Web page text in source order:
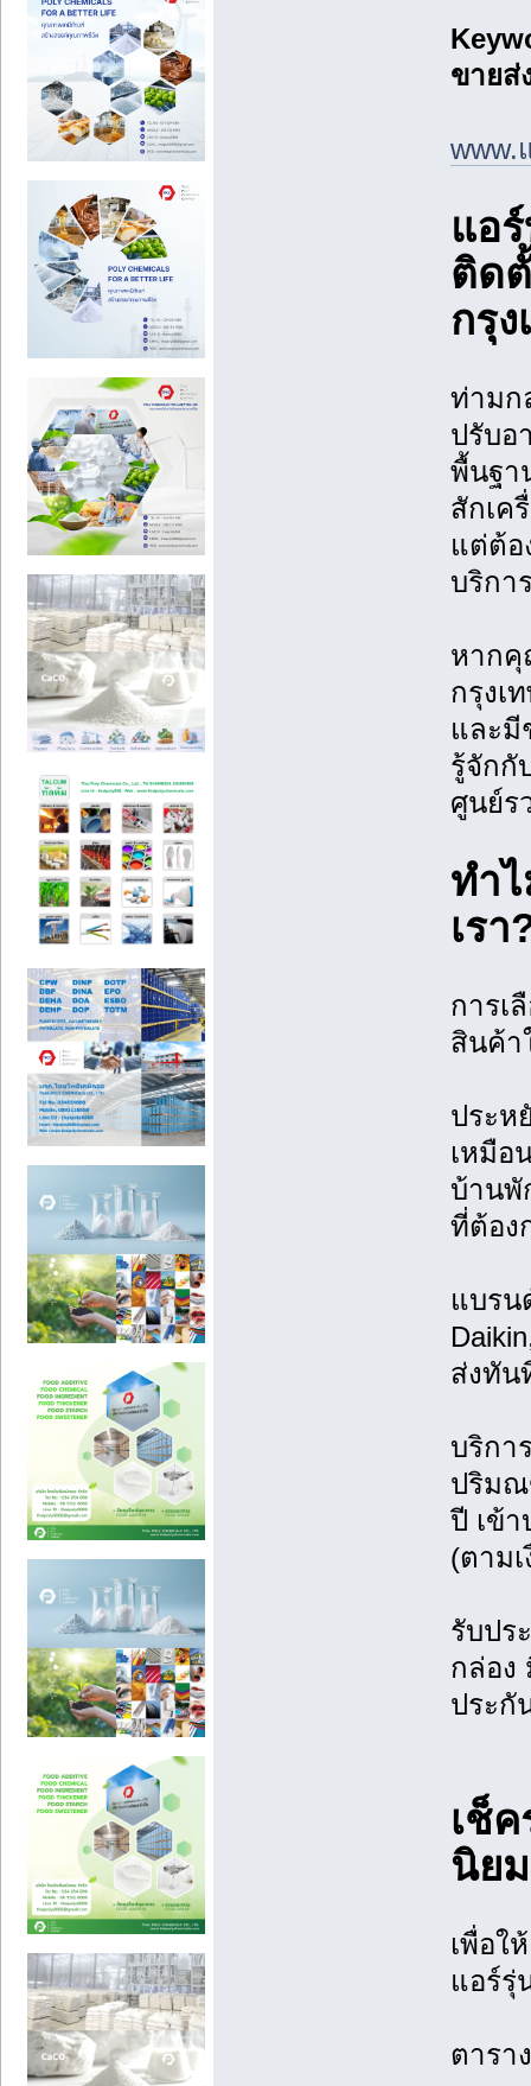
ขายส่
www.
แอ
ติด
กรุ
ท่ามก
ปรับอ
พื้นฐา
สักเค
แต่ต้อ
บริกา
หากคุ
กรุงเ
และมี
รู้จักกั
ศูนย์ร
ทำ
เรา
การเ
สินค้า
ประห
เหมือ
บ้านพั
ที่ต้อง
แบรน
ส่งทัน
บริกา
ปริมณ
ปี เข้
(ตาม
รับปร
กล่อง
ประกั
เช็
นิย
เพื่อใ
แอร์รุ่
ตารา